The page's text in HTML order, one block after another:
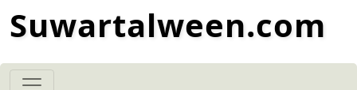
Suwartalween.com